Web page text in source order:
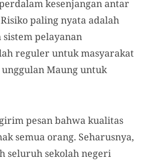
kesenjangan antar
paling nyata adalah
pelayanan
reguler untuk masyarakat
Maung untuk
pesan bahwa kualitas
semua orang. Seharusnya,
seluruh sekolah negeri